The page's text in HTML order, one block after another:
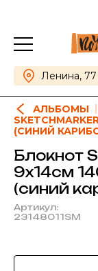
Ленина, 77
АЛЬБОМЫ
(СИНИЙ
Блокнот
9х14см
(синий
Артикул:
23148011SM